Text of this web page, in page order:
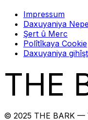
Impressum
Daxuyaniya
Şert û Merc
Polîtîkaya Cookie
Daxuyaniya
THE
© 2025 THE BARK —